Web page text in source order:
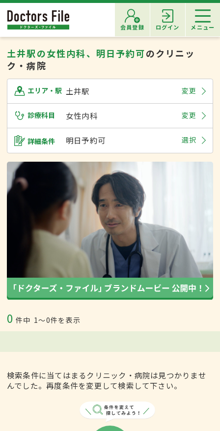
会員登録 ログイン メニュー
土井駅の女性内科、明日予約可のクリニッ
ク・病院
エリア・駅 土井駅 変更
診療科目 女性内科 変更
詳細条件 明日予約可 選択
0 件中 1〜0件を表示
検索条件に当てはまるクリニック・病院は見つかりませ
んでした。再度条件を変更して検索して下さい。